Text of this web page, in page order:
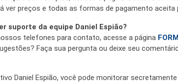
ver preços e todas as formas de pagamento aceita
suporte da equipe Daniel Espião?
telefones para contato, acesse a página
Faça sua pergunta ou deixe seu
Daniel Espião, você pode monitorar secretamente